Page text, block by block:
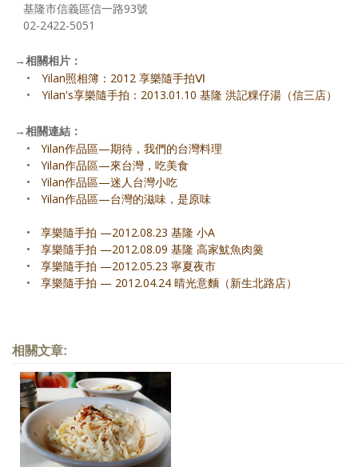
基隆市信義區信一路93號
02-2422-5051
→相關相片：
•
Yilan照相簿：2012 享樂隨手拍Ⅵ
•
Yilan's享樂隨手拍：2013.01.10 基隆 洪記粿仔湯（信三店）
→相關連結：
•
Yilan作品區—期待，我們的台灣料理
•
Yilan作品區—來台灣，吃美食
•
Yilan作品區—迷人台灣小吃
•
Yilan作品區—台灣的滋味，是原味
•
享樂隨手拍 —2012.08.23 基隆 小A
•
享樂隨手拍 —2012.08.09 基隆 高家魷魚肉羹
•
享樂隨手拍 —2012.05.23 寧夏夜市
•
享樂隨手拍 — 2012.04.24 晴光意麵（新生北路店）
相關文章: